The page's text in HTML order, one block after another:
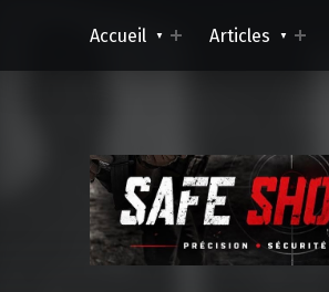
Accueil
Articles